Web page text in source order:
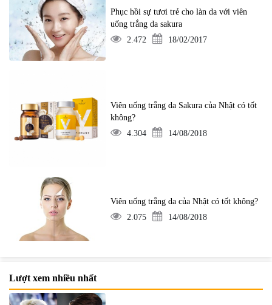
Phục hồi sự tươi trẻ cho làn da với viên
uống trắng da sakura
2.472
18/02/2017
Viên uống trắng da Sakura của Nhật có tốt
không?
4.304
14/08/2018
Viên uống trắng da của Nhật có tốt không?
2.075
14/08/2018
Lượt xem nhiều nhất